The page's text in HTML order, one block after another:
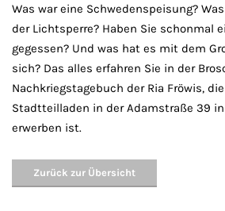
Was war eine Schwedenspeisung?
der Lichtsperre? Haben Sie schonmal
gegessen? Und was hat es mit dem
sich? Das alles erfahren Sie in der
Nachkriegstagebuch der Ria Fröwis,
Stadtteilladen in der Adamstraße 39
erwerben ist.
Zurück zur Übersicht